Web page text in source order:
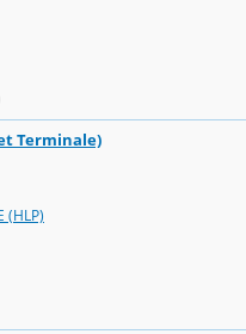
et Terminale)
(HLP)